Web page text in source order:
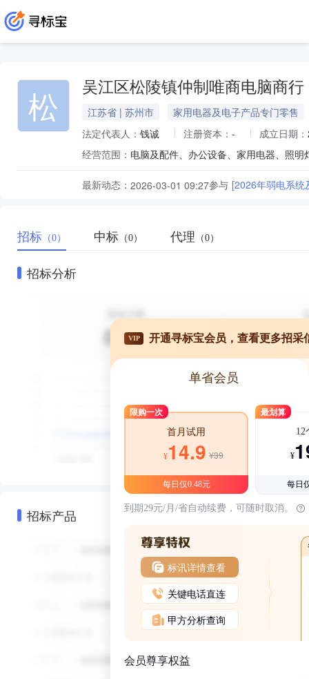
松 吴江区松陵镇仲制唯商电脑商行
江苏省 | 苏州市
家用电器及电子产品专门零售
法定代表人： 钱诚 注册资本： - 成立日期：
经营范围：
最新动态： 2026-03-01 09:27参与 [2026年弱电系统
招标 （0） 中标 （0） 代理 （0）
招标分析
招标产品
VIP 开通寻标宝会员，查看更多招采
单省会员
限购一次
首月试用
¥14.9 ¥39
每日仅0.48元
最划算
12
¥
每日
到期29元/月/省自动续费，可随时取消。
标讯详情查看
关键电话直连
甲方分析查询
会员尊享权益